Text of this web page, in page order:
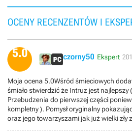
OCENY RECENZENTÓW I
5.0 czorny50 Ekspert
Moja ocena 5.0Wśród śmieciowych
śmiało stwierdzić że Intruz jest najlepszy ( nie liczę bardzo dobrego
Przebudzenia do pierwszej części ponieważ to był
kompletny ). Pomysł oryginalny pokazujący co się dzieje z bohaterem
oraz jego towarzyszami jak już wielki zły